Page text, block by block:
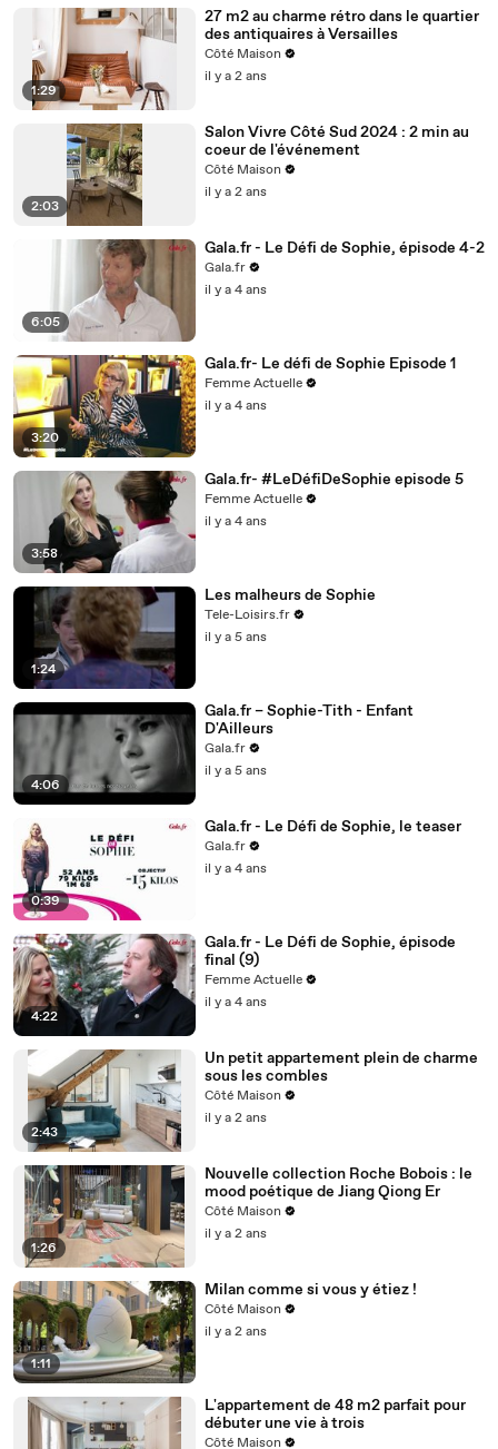
1:29
27 m2 au charme rétro dans le quartier
des antiquaires à Versailles
Côté Maison
il y a 2 ans
2:03
Salon Vivre Côté Sud 2024 : 2 min au
coeur de l'événement
Côté Maison
il y a 2 ans
6:05
Gala.fr - Le Défi de Sophie, épisode 4-2
Gala.fr
il y a 4 ans
3:20
Gala.fr- Le défi de Sophie Episode 1
Femme Actuelle
il y a 4 ans
3:58
Gala.fr- #LeDéfiDeSophie episode 5
Femme Actuelle
il y a 4 ans
1:24
Les malheurs de Sophie
Tele-Loisirs.fr
il y a 5 ans
4:06
Gala.fr – Sophie-Tith - Enfant
D'Ailleurs
Gala.fr
il y a 5 ans
0:39
Gala.fr - Le Défi de Sophie, le teaser
Gala.fr
il y a 4 ans
4:22
Gala.fr - Le Défi de Sophie, épisode
final (9)
Femme Actuelle
il y a 4 ans
2:43
Un petit appartement plein de charme
sous les combles
Côté Maison
il y a 2 ans
1:26
Nouvelle collection Roche Bobois : le
mood poétique de Jiang Qiong Er
Côté Maison
il y a 2 ans
1:11
Milan comme si vous y étiez !
Côté Maison
il y a 2 ans
L'appartement de 48 m2 parfait pour
débuter une vie à trois
Côté Maison